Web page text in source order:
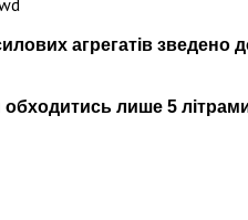
агрегатів зведено
лише 5